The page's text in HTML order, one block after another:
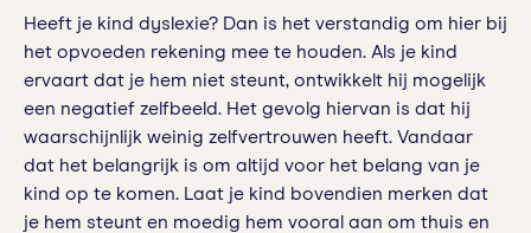
Heeft je kind dyslexie? Dan is het verstandig om hier bij
het opvoeden rekening mee te houden. Als je kind
ervaart dat je hem niet steunt, ontwikkelt hij mogelijk
een negatief zelfbeeld. Het gevolg hiervan is dat hij
waarschijnlijk weinig zelfvertrouwen heeft. Vandaar
dat het belangrijk is om altijd voor het belang van je
kind op te komen. Laat je kind bovendien merken dat
je hem steunt en moedig hem vooral aan om thuis en